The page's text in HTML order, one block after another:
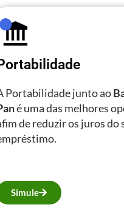
Portabilidade junto ao
é uma das melhores
de reduzir os juros do
Simule